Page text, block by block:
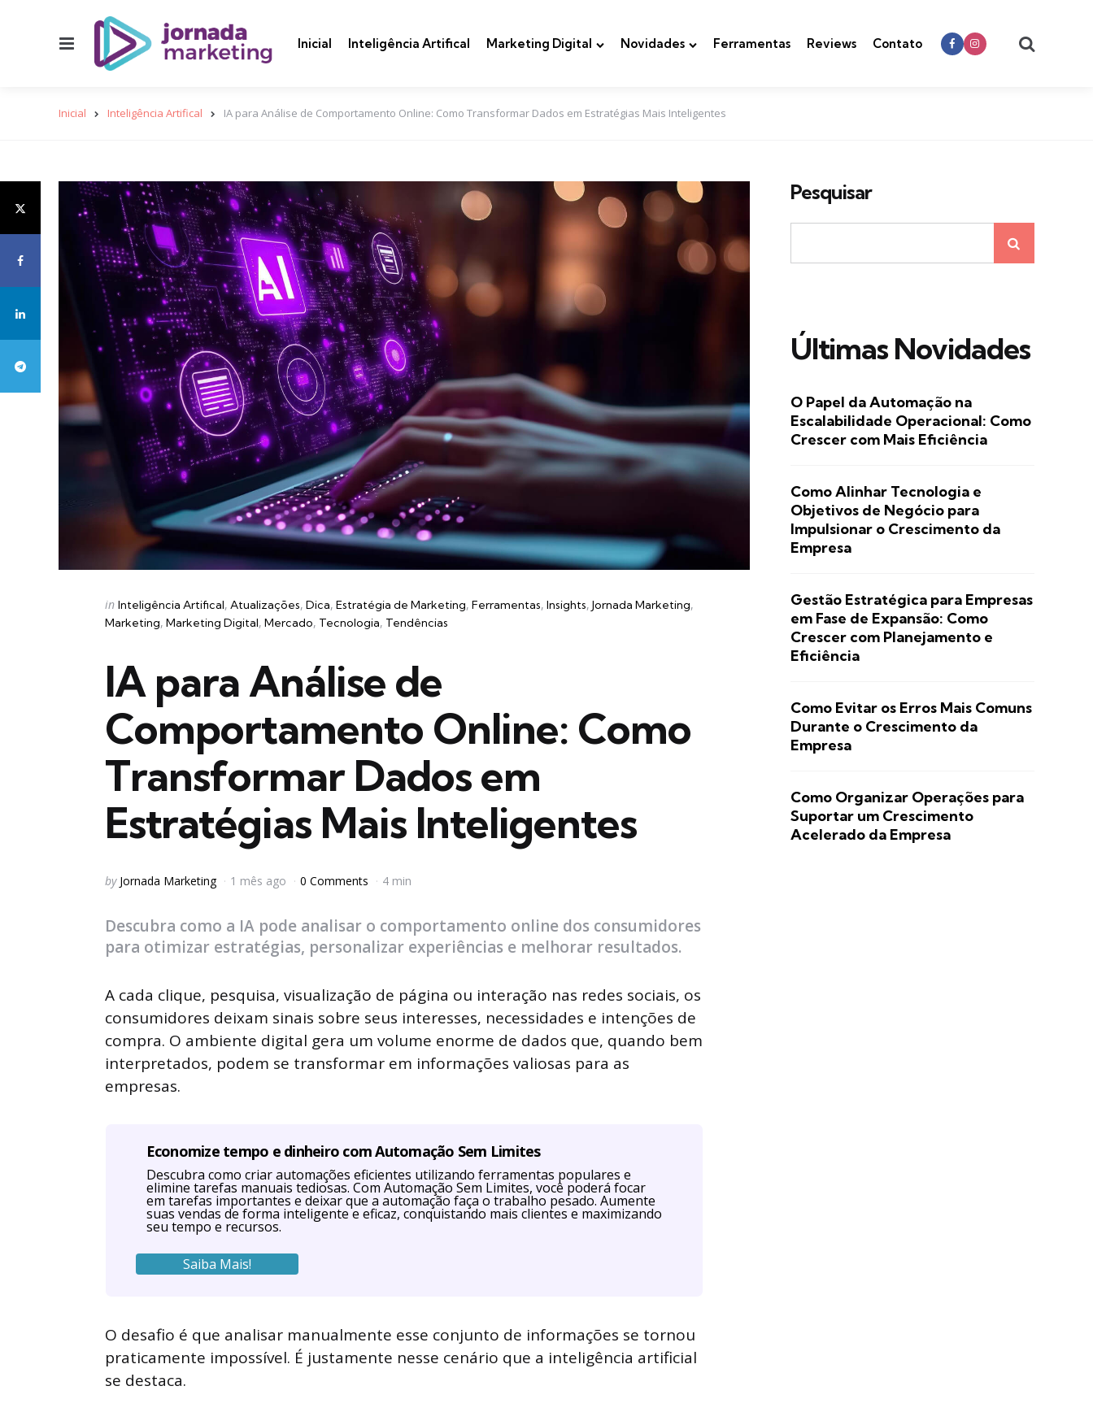
Inicial Inteligência Artifical Marketing Digital Novidades Ferramentas Reviews Contato
Inicial Inteligência Artifical IA para Análise de Comportamento Online: Como Transformar Dados em Estratégias Mais Inteligentes
Categories
Posted
in
in Inteligência Artifical Atualizações Dica Estratégia de Marketing Ferramentas Insights Jornada Marketing
Marketing Marketing Digital Mercado Tecnologia Tendências
IA para Análise de
Comportamento Online: Como
Transformar Dados em
Estratégias Mais Inteligentes
Posted
by Jornada Marketing 1 mês ago 0 Comments 4 min
Descubra como a IA pode analisar o comportamento online dos consumidores
para otimizar estratégias, personalizar experiências e melhorar resultados.
A cada clique, pesquisa, visualização de página ou interação nas redes sociais, os
consumidores deixam sinais sobre seus interesses, necessidades e intenções de
compra. O ambiente digital gera um volume enorme de dados que, quando bem
interpretados, podem se transformar em informações valiosas para as
empresas.
Economize tempo e dinheiro com Automação Sem Limites
Descubra como criar automações eficientes utilizando ferramentas populares e
elimine tarefas manuais tediosas. Com Automação Sem Limites, você poderá focar
em tarefas importantes e deixar que a automação faça o trabalho pesado. Aumente
suas vendas de forma inteligente e eficaz, conquistando mais clientes e maximizando
seu tempo e recursos.
Saiba Mais!
O desafio é que analisar manualmente esse conjunto de informações se tornou
praticamente impossível. É justamente nesse cenário que a inteligência artificial
se destaca.
Pesquisar
Últimas Novidades
O Papel da Automação na
Escalabilidade Operacional: Como
Crescer com Mais Eficiência
Como Alinhar Tecnologia e
Objetivos de Negócio para
Impulsionar o Crescimento da
Empresa
Gestão Estratégica para Empresas
em Fase de Expansão: Como
Crescer com Planejamento e
Eficiência
Como Evitar os Erros Mais Comuns
Durante o Crescimento da
Empresa
Como Organizar Operações para
Suportar um Crescimento
Acelerado da Empresa